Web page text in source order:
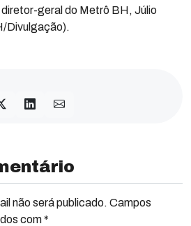
geral do Metrô BH, Júlio
Divulgação).
não será publicado. Campos
com *